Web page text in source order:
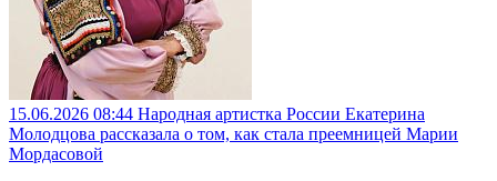
15.06.2026 08:44 Народная артистка России Екатерина
Молодцова рассказала о том, как стала преемницей Марии
Мордасовой